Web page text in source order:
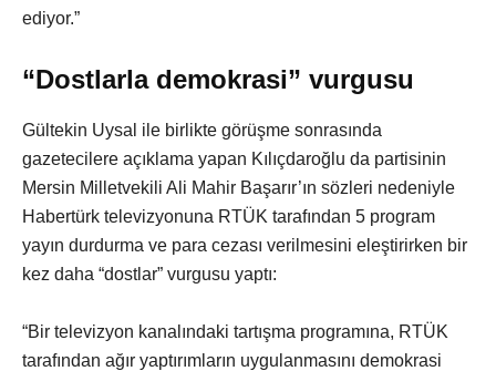
ediyor.”
“Dostlarla demokrasi” vurgusu
Gültekin Uysal ile birlikte görüşme sonrasında
gazetecilere açıklama yapan Kılıçdaroğlu da partisinin
Mersin Milletvekili Ali Mahir Başarır’ın sözleri nedeniyle
Habertürk televizyonuna RTÜK tarafından 5 program
yayın durdurma ve para cezası verilmesini eleştirirken bir
kez daha “dostlar” vurgusu yaptı:
“Bir televizyon kanalındaki tartışma programına, RTÜK
tarafından ağır yaptırımların uygulanmasını demokrasi